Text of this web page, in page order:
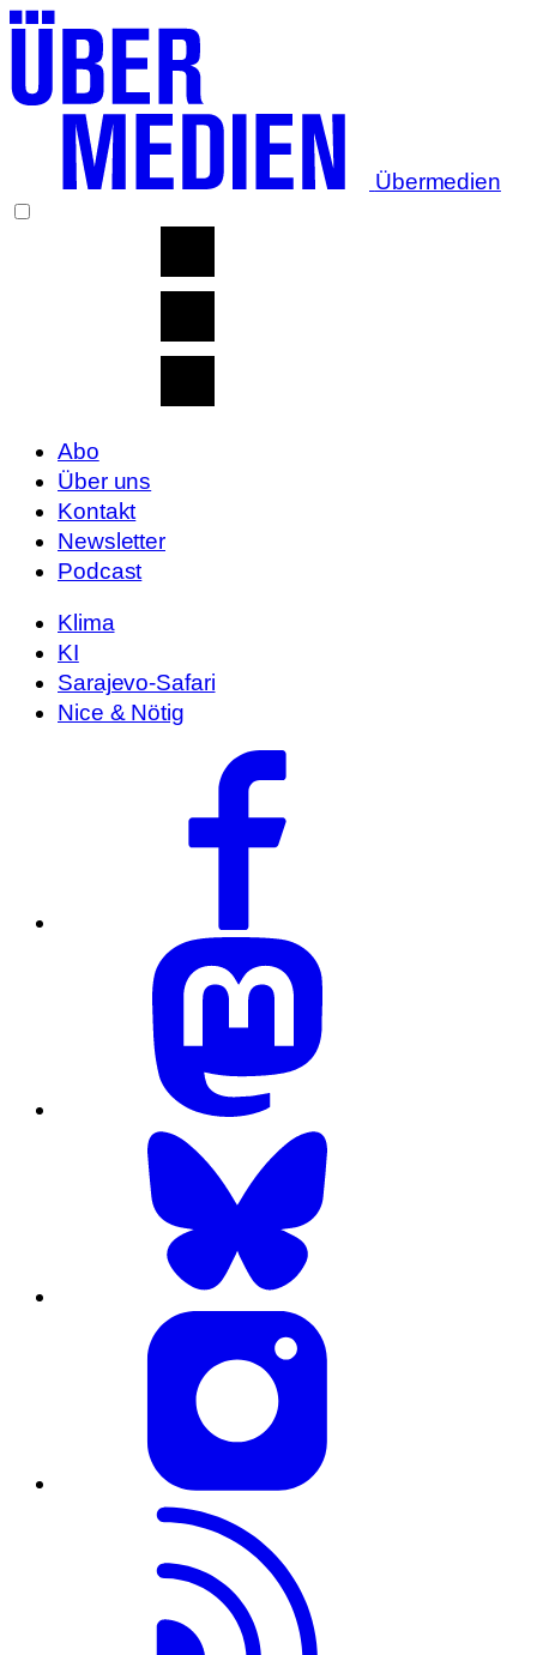
Übermedien
Abo
Über uns
Kontakt
Newsletter
Podcast
Klima
KI
Sarajevo-Safari
Nice & Nötig